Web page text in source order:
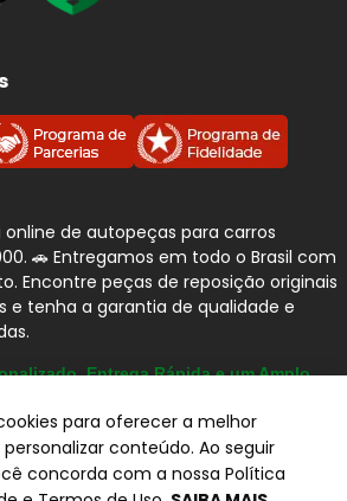
online de autopeças para carros
🚗 Entregamos em todo o Brasil com
Encontre peças de reposição originais
e tenha a garantia de qualidade e
Entrega Rápida e um Amplo
para oferecer a melhor
conteúdo. Ao seguir
concorda com a nossa Política